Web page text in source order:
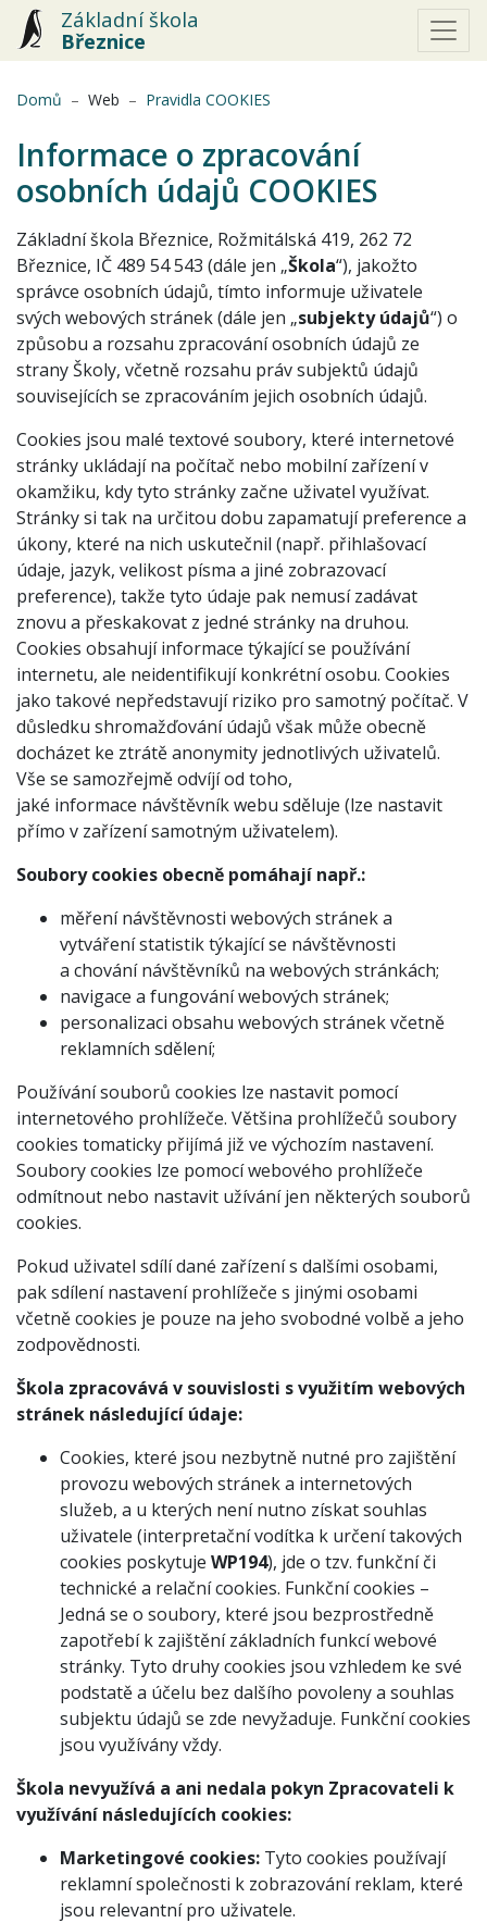
Základní škola
Březnice
Domů Web Pravidla COOKIES
Informace o zpracování
osobních údajů COOKIES
Základní škola Březnice, Rožmitálská 419, 262 72
Březnice, IČ 489 54 543 (dále jen „Škola“), jakožto
správce osobních údajů, tímto informuje uživatele
svých webových stránek (dále jen „subjekty údajů“) o
způsobu a rozsahu zpracování osobních údajů ze
strany Školy, včetně rozsahu práv subjektů údajů
souvisejících se zpracováním jejich osobních údajů.
Cookies jsou malé textové soubory, které internetové
stránky ukládají na počítač nebo mobilní zařízení v
okamžiku, kdy tyto stránky začne uživatel využívat.
Stránky si tak na určitou dobu zapamatují preference a
úkony, které na nich uskutečnil (např. přihlašovací
údaje, jazyk, velikost písma a jiné zobrazovací
preference), takže tyto údaje pak nemusí zadávat
znovu a přeskakovat z jedné stránky na druhou.
Cookies obsahují informace týkající se používání
internetu, ale neidentifikují konkrétní osobu. Cookies
jako takové nepředstavují riziko pro samotný počítač. V
důsledku shromažďování údajů však může obecně
docházet ke ztrátě anonymity jednotlivých uživatelů.
Vše se samozřejmě odvíjí od toho,
jaké informace návštěvník webu sděluje (lze nastavit
přímo v zařízení samotným uživatelem).
Soubory cookies obecně pomáhají např.:
měření návštěvnosti webových stránek a
vytváření statistik týkající se návštěvnosti
a chování návštěvníků na webových stránkách;
navigace a fungování webových stránek;
personalizaci obsahu webových stránek včetně
reklamních sdělení;
Používání souborů cookies lze nastavit pomocí
internetového prohlížeče. Většina prohlížečů soubory
cookies tomaticky přijímá již ve výchozím nastavení.
Soubory cookies lze pomocí webového prohlížeče
odmítnout nebo nastavit užívání jen některých souborů
cookies.
Pokud uživatel sdílí dané zařízení s dalšími osobami,
pak sdílení nastavení prohlížeče s jinými osobami
včetně cookies je pouze na jeho svobodné volbě a jeho
zodpovědnosti.
Škola zpracovává v souvislosti s využitím webových
stránek následující údaje:
Cookies, které jsou nezbytně nutné pro zajištění
provozu webových stránek a internetových
služeb, a u kterých není nutno získat souhlas
uživatele (interpretační vodítka k určení takových
cookies poskytuje WP194), jde o tzv. funkční či
technické a relační cookies. Funkční cookies –
Jedná se o soubory, které jsou bezprostředně
zapotřebí k zajištění základních funkcí webové
stránky. Tyto druhy cookies jsou vzhledem ke své
podstatě a účelu bez dalšího povoleny a souhlas
subjektu údajů se zde nevyžaduje. Funkční cookies
jsou využívány vždy.
Škola nevyužívá a ani nedala pokyn Zpracovateli k
využívání následujících cookies:
Marketingové cookies: Tyto cookies používají
reklamní společnosti k zobrazování reklam, které
jsou relevantní pro uživatele.